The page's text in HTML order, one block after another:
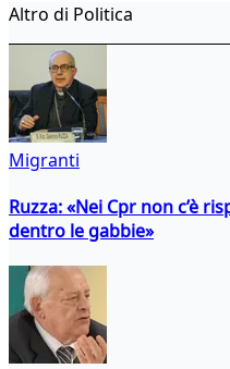
Altro di Politica
Migranti
Ruzza: «Nei Cpr non c’è
dentro le gabbie»